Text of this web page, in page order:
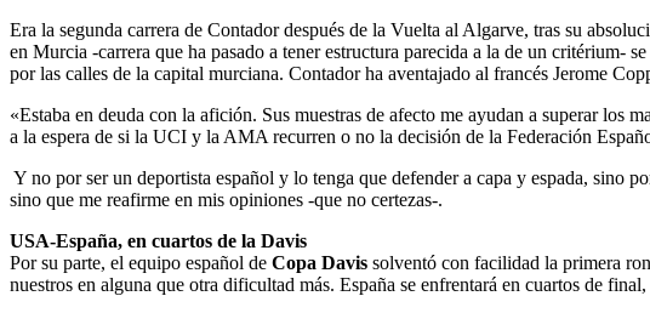
Era la segunda carrera de Contador después de la Vuelta al Algarve, tras su
en Murcia -carrera que ha pasado a tener estructura parecida a la de un critérium-
por las calles de la capital murciana. Contador ha aventajado al francés Jerome
«Estaba en deuda con la afición. Sus muestras de afecto me ayudan a superar los
a la espera de si la UCI y la AMA recurren o no la decisión de la Federación
Y no por ser un deportista español y lo tenga que defender a capa y espada, sino
sino que me reafirme en mis opiniones -que no certezas-.
USA-España, en cuartos de la Davis
Por su parte, el equipo español de Copa Davis solventó con facilidad la primera
nuestros en alguna que otra dificultad más. España se enfrentará en cuartos de